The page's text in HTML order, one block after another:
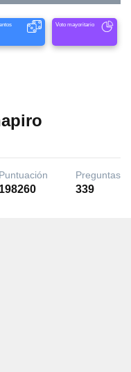
Voto mayoritario
Puntuación
198260
Preguntas
339